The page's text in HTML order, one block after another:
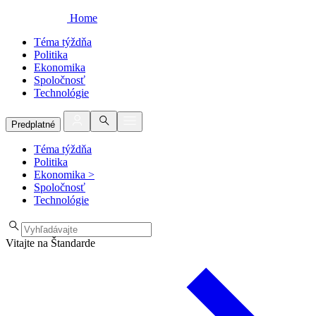
Home
Téma týždňa
Politika
Ekonomika
Spoločnosť
Technológie
Predplatné
Téma týždňa
Politika
Ekonomika >
Spoločnosť
Technológie
Vitajte na Štandarde